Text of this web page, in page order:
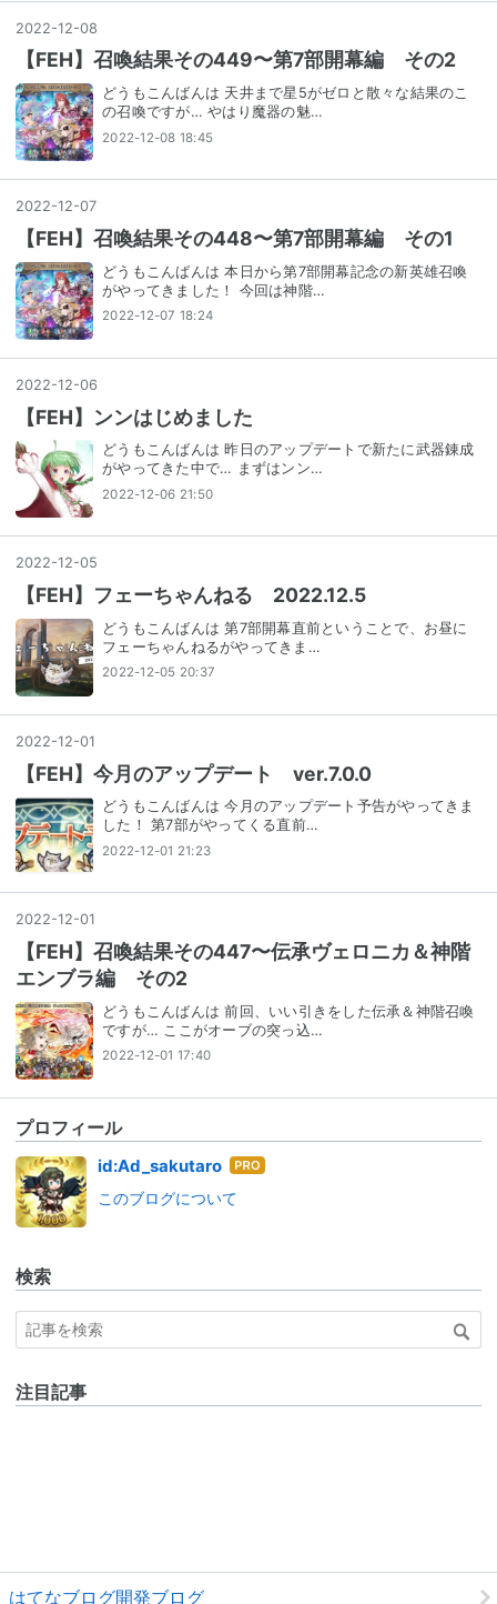
2022-12-08
【FEH】召喚結果その449〜第7部開幕編 その2
どうもこんばんは 天井まで星5がゼロと散々な結果のこ
の召喚ですが… やはり魔器の魅…
2022-12-08 18:45
2022-12-07
【FEH】召喚結果その448〜第7部開幕編 その1
どうもこんばんは 本日から第7部開幕記念の新英雄召喚
がやってきました！ 今回は神階…
2022-12-07 18:24
2022-12-06
【FEH】ンンはじめました
どうもこんばんは 昨日のアップデートで新たに武器錬成
がやってきた中で… まずはンン…
2022-12-06 21:50
2022-12-05
【FEH】フェーちゃんねる 2022.12.5
どうもこんばんは 第7部開幕直前ということで、お昼に
フェーちゃんねるがやってきま…
2022-12-05 20:37
2022-12-01
【FEH】今月のアップデート ver.7.0.0
どうもこんばんは 今月のアップデート予告がやってきま
した！ 第7部がやってくる直前…
2022-12-01 21:23
2022-12-01
【FEH】召喚結果その447〜伝承ヴェロニカ＆神階
エンブラ編 その2
どうもこんばんは 前回、いい引きをした伝承＆神階召喚
ですが… ここがオーブの突っ込…
2022-12-01 17:40
プロフィール
id:Ad_sakutaro はて
ログ
このブログについて
検索
注目記事
はてなブログ開発ブログ